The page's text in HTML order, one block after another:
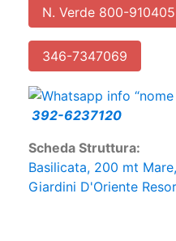
N. Verde 800-910405
346-7347069
392-6237120
Scheda Struttura:
Basilicata, 200 mt
Giardini D'Oriente